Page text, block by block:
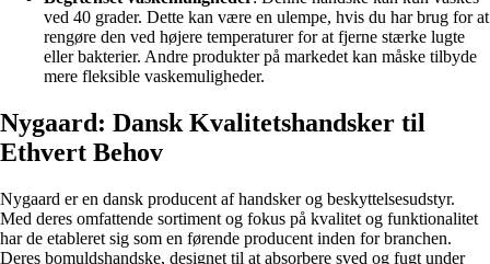
ved 40 grader. Dette kan være en ulempe, hvis du har brug for at
rengøre den ved højere temperaturer for at fjerne stærke lugte
eller bakterier. Andre produkter på markedet kan måske tilbyde
mere fleksible vaskemuligheder.
Nygaard: Dansk Kvalitetshandsker til
Ethvert Behov
Nygaard er en dansk producent af handsker og beskyttelsesudstyr.
Med deres omfattende sortiment og fokus på kvalitet og funktionalitet
har de etableret sig som en førende producent inden for branchen.
Deres bomuldshandske, designet til at absorbere sved og fugt under